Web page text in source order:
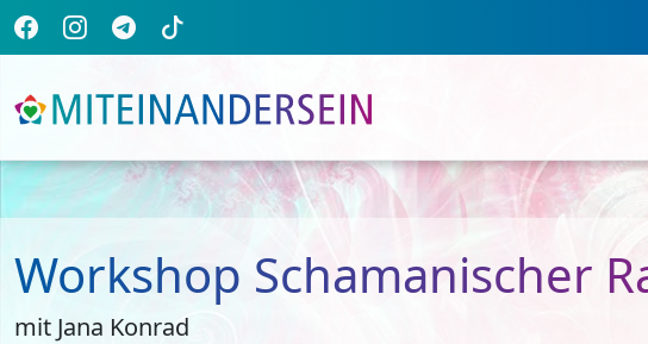
Workshop Schamanischer
mit Jana Konrad